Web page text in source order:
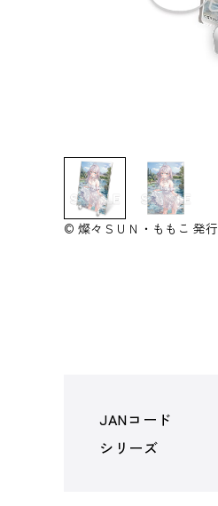
© 燦々ＳＵＮ・ももこ 発
JANコード
シリーズ